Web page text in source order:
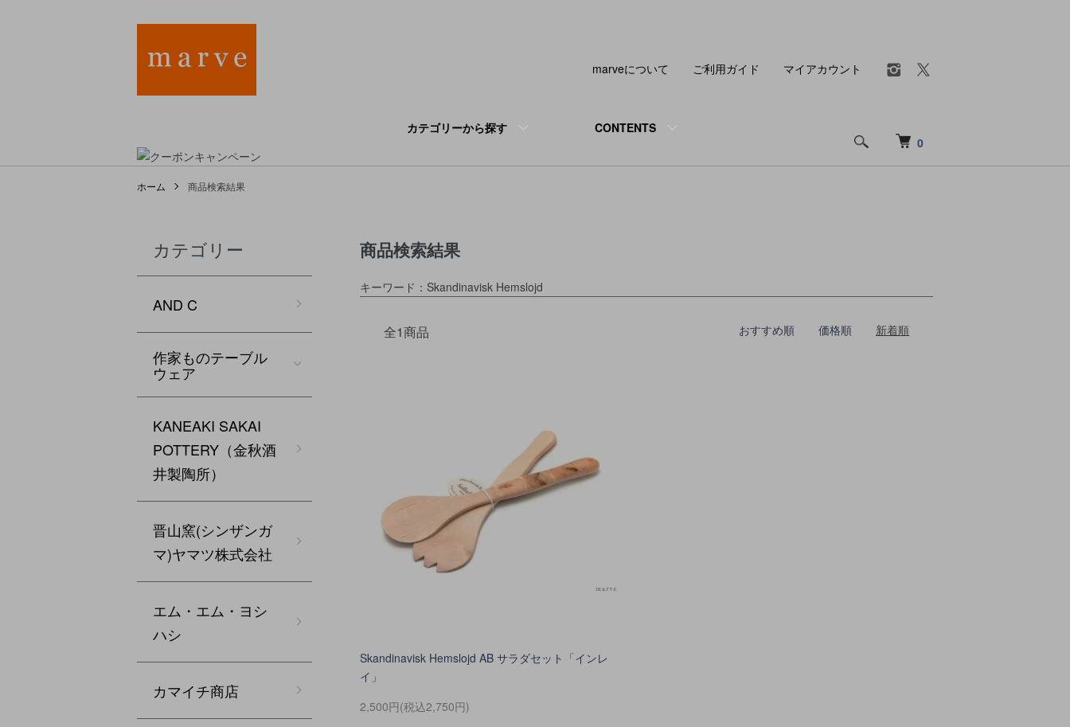
0
カテゴリーから探す CONTENTS
marveについて ご利用ガイド マイアカウント
ホーム 商品検索結果
商品検索結果
キーワード：Skandinavisk Hemslojd
全1商品 おすすめ順 価格順 新着順
Skandinavisk Hemslojd AB サラダセット「インレ
イ」
2,500円(税込2,750円)
カテゴリー
AND C
作家ものテーブル
ウェア
KANEAKI SAKAI
POTTERY（金秋酒
井製陶所）
晋山窯(シンザンガ
マ)ヤマツ株式会社
エム・エム・ヨシ
ハシ
カマイチ商店